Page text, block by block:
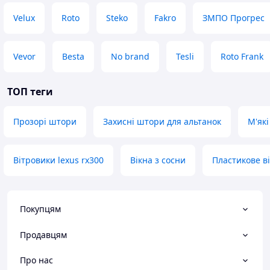
замірювача після попереднього
захисні штори для альтанок і веранд купити Одеса
для альтанок і веранд, штори пвх для альтанок купити,
Velux Roto Steko Fakro ЗМПО Прогрес
Vevor Besta No brand Tesli Roto Frank
ТОП теги
Прозорі штори Захисні штори для альтанок
Вітровики lexus rx300 Вікна з сосни Пластикове
Покупцям
Продавцям
Про нас